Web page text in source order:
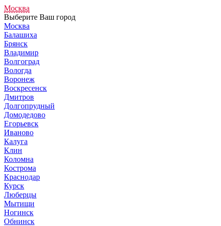
Москва
Выберите Ваш город
Москва
Балашиха
Брянск
Владимир
Волгоград
Вологда
Воронеж
Воскресенск
Дмитров
Долгопрудный
Домодедово
Егорьевск
Иваново
Калуга
Клин
Коломна
Кострома
Краснодар
Курск
Люберцы
Мытищи
Ногинск
Обнинск